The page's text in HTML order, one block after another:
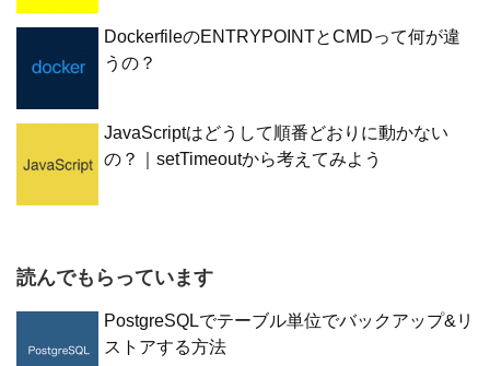
DockerfileのENTRYPOINTとCMDって何が違
うの？
JavaScriptはどうして順番どおりに動かない
の？｜setTimeoutから考えてみよう
読んでもらっています
PostgreSQLでテーブル単位でバックアップ&リ
ストアする方法